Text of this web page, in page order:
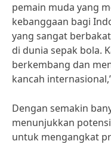
pemain muda yang
kebanggaan bagi
yang sangat
di dunia sepak bola.
berkembang dan
kancah
Dengan semakin
menunjukkan
untuk mengangkat